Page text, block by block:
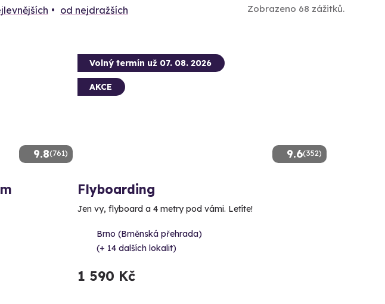
od nejdražších Zobrazeno 68 zážitků.
9.8(761) 9.6(352)
Volný termín už 07. 08. 2026
AKCE
Flyboarding
Jen vy, flyboard a 4 metry pod vámi. Letíte!
Brno (Brněnská přehrada)
(+ 14 dalších lokalit)
1 590 Kč